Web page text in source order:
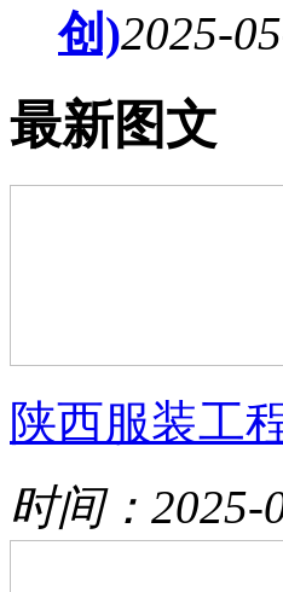
创)2025-
最新图文
陕西服装工
时间：2025-